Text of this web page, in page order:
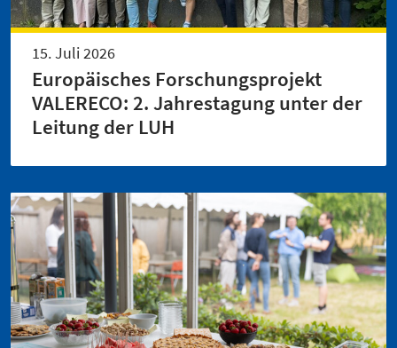
15. Juli 2026
Europäisches Forschungsprojekt
VALERECO: 2. Jahrestagung unter der
Leitung der LUH